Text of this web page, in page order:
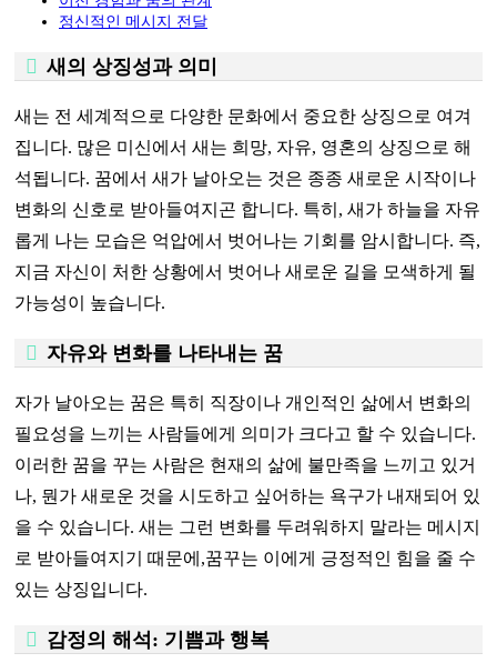
정신적인 메시지 전달
새의 상징성과 의미
새는 전 세계적으로 다양한 문화에서 중요한 상징으로 여겨
집니다. 많은 미신에서 새는 희망, 자유, 영혼의 상징으로 해
석됩니다. 꿈에서 새가 날아오는 것은 종종 새로운 시작이나
변화의 신호로 받아들여지곤 합니다. 특히, 새가 하늘을 자유
롭게 나는 모습은 억압에서 벗어나는 기회를 암시합니다. 즉,
지금 자신이 처한 상황에서 벗어나 새로운 길을 모색하게 될
가능성이 높습니다.
자유와 변화를 나타내는 꿈
자가 날아오는 꿈은 특히 직장이나 개인적인 삶에서 변화의
필요성을 느끼는 사람들에게 의미가 크다고 할 수 있습니다.
이러한 꿈을 꾸는 사람은 현재의 삶에 불만족을 느끼고 있거
나, 뭔가 새로운 것을 시도하고 싶어하는 욕구가 내재되어 있
을 수 있습니다. 새는 그런 변화를 두려워하지 말라는 메시지
로 받아들여지기 때문에,꿈꾸는 이에게 긍정적인 힘을 줄 수
있는 상징입니다.
감정의 해석: 기쁨과 행복